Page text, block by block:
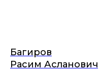
Багиров
Расим Асланович